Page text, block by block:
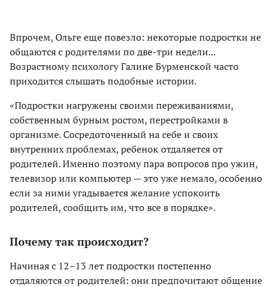
Впрочем, Ольге еще повезло: некоторые подростки не
общаются с родителями по две-три недели...
Возрастному психологу Галине Бурменской часто
приходится слышать подобные истории.
«Подростки нагружены своими переживаниями,
собственным бурным ростом, перестройками в
организме. Сосредоточенный на себе и своих
внутренних проблемах, ребенок отдаляется от
родителей. Именно поэтому пара вопросов про ужин,
телевизор или компьютер — это уже немало, особенно
если за ними угадывается желание успокоить
родителей, сообщить им, что все в порядке».
Почему так происходит?
Начиная с 12–13 лет подростки постепенно
отдаляются от родителей: они предпочитают общение